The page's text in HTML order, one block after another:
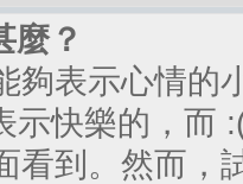
麼？
夠表示心情的
示快樂的，而
看到。然而，